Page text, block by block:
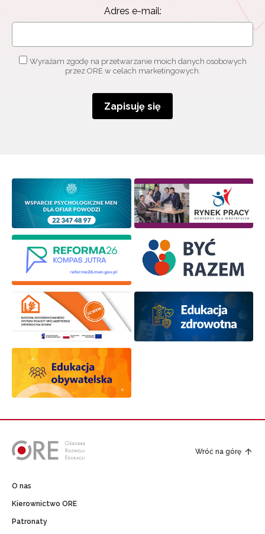
Adres e-mail:
Wyrażam zgodę na przetwarzanie moich danych osobowych
przez ORE w celach marketingowych.
Zapisuję się
Wróć na górę
O nas
Kierownictwo ORE
Patronaty